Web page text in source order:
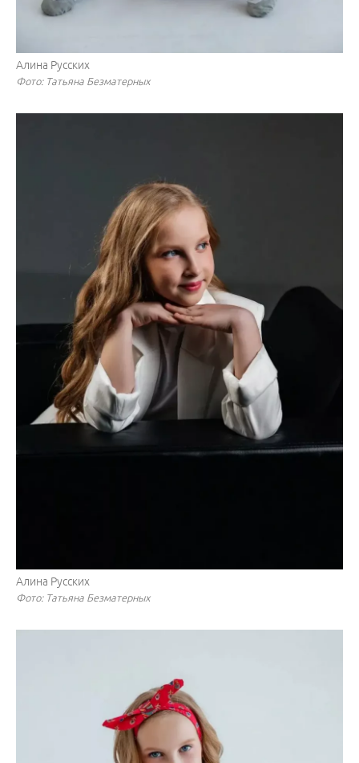
Алина Русских
Фото: Татьяна Безматерных
Алина Русских
Фото: Татьяна Безматерных